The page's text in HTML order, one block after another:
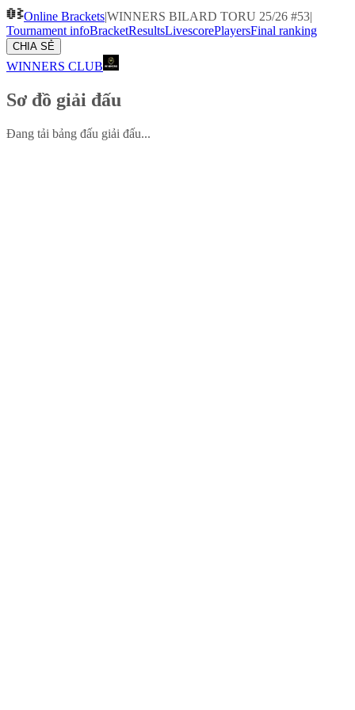
Online Brackets|WINNERS BILARD TORU 25/26 #53|
Tournament infoBracketResultsLivescorePlayersFinal ranking
CHIA SẺ
WINNERS CLUB
Sơ đồ giải đấu
Đang tải bảng đấu giải đấu...